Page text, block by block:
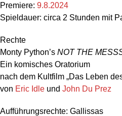
Premiere: 9.8.2024
Spieldauer: circa 2 Stunden mit
Rechte
Monty Python’s NOT THE
Ein komisches Oratorium
nach dem Kultfilm „Das Leben
von Eric Idle und John Du Prez
Aufführungsrechte: Gallissas